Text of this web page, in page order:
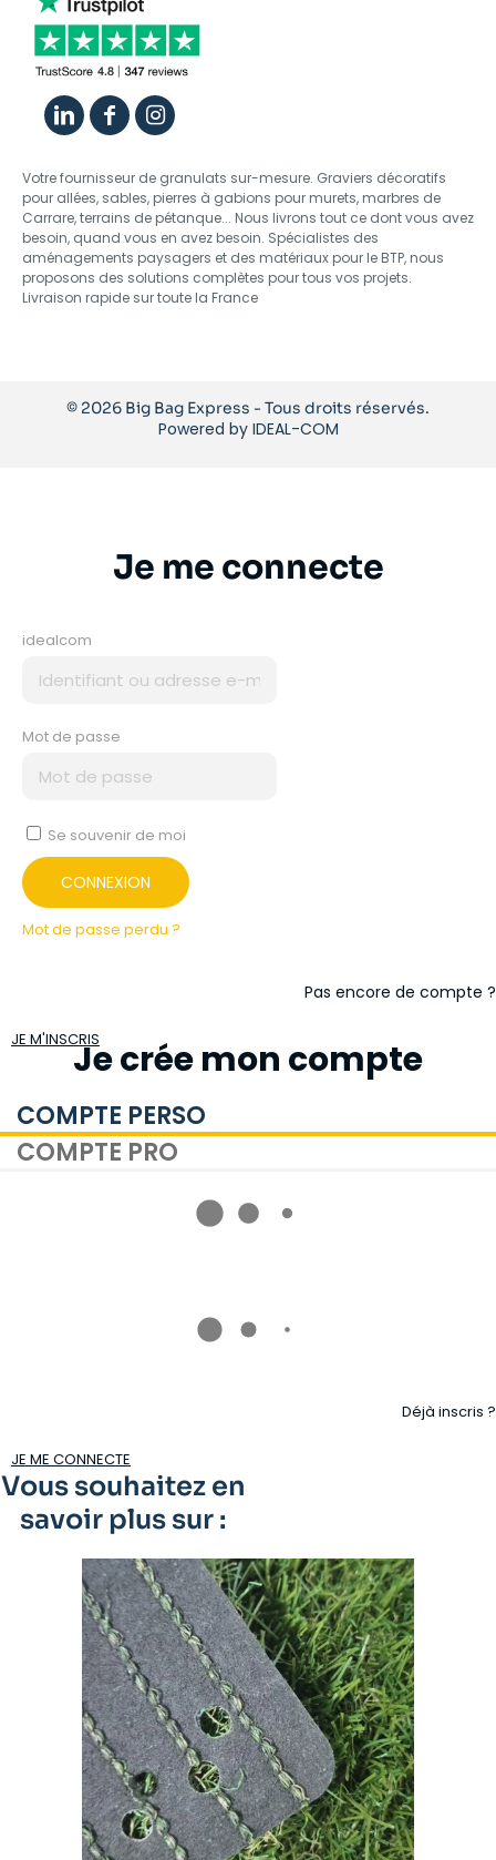
Votre fournisseur de granulats sur-mesure. Graviers décoratifs
pour allées, sables, pierres à gabions pour murets, marbres de
Carrare, terrains de pétanque... Nous livrons tout ce dont vous avez
besoin, quand vous en avez besoin. Spécialistes des
aménagements paysagers et des matériaux pour le BTP, nous
proposons des solutions complètes pour tous vos projets.
Livraison rapide sur toute la France
© 2026 Big Bag Express - Tous droits réservés.
Powered by IDEAL-COM
Je me connecte
idealcom
Mot de passe
Se souvenir de moi
CONNEXION
Mot de passe perdu ?
Pas encore de compte ?
JE M'INSCRISJe crée mon compte
COMPTE PERSO
COMPTE PRO
Déjà inscris ?
JE ME CONNECTE
Vous souhaitez en
savoir plus sur :